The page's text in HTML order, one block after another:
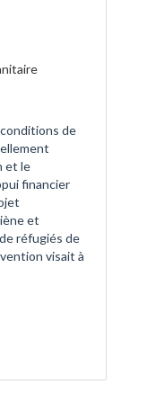
de
et le
financier
et
réfugiés de
visait à